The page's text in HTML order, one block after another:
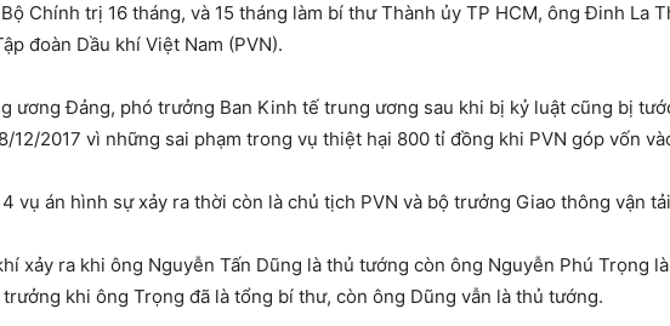
Chính trị 16 tháng, và 15 tháng làm bí thư Thành ủy TP HCM, ông Đinh La
đoàn Dầu khí Việt Nam (PVN).
ương Đảng, phó trưởng Ban Kinh tế trung ương sau khi bị kỷ luật cũng bị
12/2017 vì những sai phạm trong vụ thiệt hại 800 tỉ đồng khi PVN góp vốn
vụ án hình sự xảy ra thời còn là chủ tịch PVN và bộ trưởng Giao thông vận
xảy ra khi ông Nguyễn Tấn Dũng là thủ tướng còn ông Nguyễn Phú Trọng
khi ông Trọng đã là tổng bí thư, còn ông Dũng vẫn là thủ tướng.